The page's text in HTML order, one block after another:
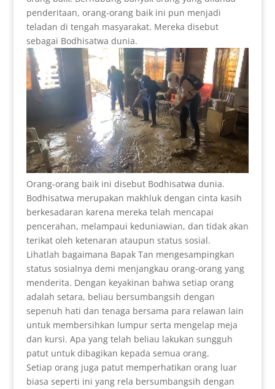
penderitaan, orang-orang baik ini pun menjadi
teladan di tengah masyarakat. Mereka disebut
sebagai Bodhisatwa dunia.
Orang-orang baik ini disebut Bodhisatwa dunia.
Bodhisatwa merupakan makhluk dengan cinta kasih
berkesadaran karena mereka telah mencapai
pencerahan, melampaui keduniawian, dan tidak akan
terikat oleh ketenaran ataupun status sosial.
Lihatlah bagaimana Bapak Tan mengesampingkan
status sosialnya demi menjangkau orang-orang yang
menderita. Dengan keyakinan bahwa setiap orang
adalah setara, beliau bersumbangsih dengan
sepenuh hati dan tenaga bersama para relawan lain
untuk membersihkan lumpur serta mengelap meja
dan kursi. Apa yang telah beliau lakukan sungguh
patut untuk dibagikan kepada semua orang.
Setiap orang juga patut memperhatikan orang luar
biasa seperti ini yang rela bersumbangsih dengan